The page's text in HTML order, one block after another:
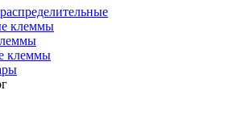
клеммы
клеммы